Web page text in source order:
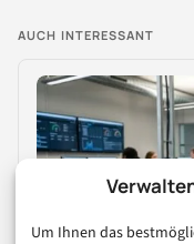
Um Ihnen das
AUCH INTERESSANT